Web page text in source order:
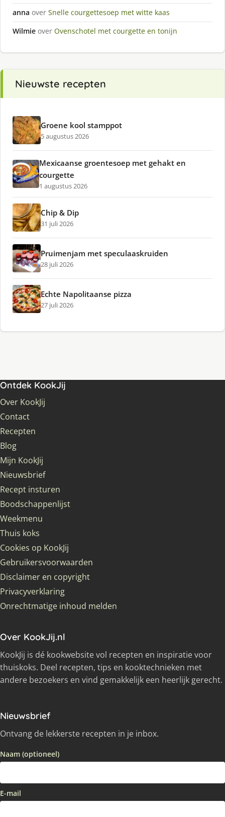
anna over Snelle courgettesoep met witte kaas
Wilmie over Ovenschotel met courgette en tonijn
Nieuwste recepten
Groene kool stamppot
5 augustus 2026
Mexicaanse groentesoep met gehakt en
courgette
1 augustus 2026
Chip & Dip
31 juli 2026
Pruimenjam met speculaaskruiden
28 juli 2026
Echte Napolitaanse pizza
27 juli 2026
Ontdek KookJij
Over KookJij
Contact
Recepten
Blog
Mijn KookJij
Nieuwsbrief
Recept insturen
Boodschappenlijst
Weekmenu
Thuis koks
Cookies op KookJij
Gebruikersvoorwaarden
Disclaimer en copyright
Privacyverklaring
Onrechtmatige inhoud melden
Over KookJij.nl
KookJij is dé kookwebsite vol recepten en inspiratie voor
thuiskoks. Deel recepten, tips en kooktechnieken met
andere bezoekers en vind gemakkelijk een heerlijk gerecht.
Nieuwsbrief
Ontvang de lekkerste recepten in je inbox.
Naam (optioneel)
E-mail